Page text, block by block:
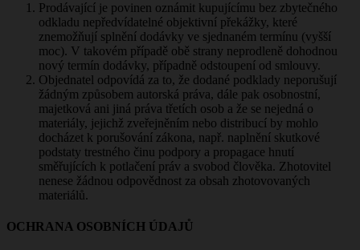
Prodávající je povinen oznámit kupujícímu bez zbytečného
odkladu nepředvídatelné objektivní překážky, které
znemožňují splnění dodávky ve sjednaném termínu (vyšší
moc). V takovém případě obě strany neprodleně dohodnou
nový termín dodávky, případně odstoupení od smlouvy.
Objednatel odpovídá za to, že dodané podklady neporušují
žádným způsobem autorská práva, dále pak osobnostní,
majetková ani jiná práva třetích osob a že se nejedná o
materiály, jejichž zveřejněním nebo distribucí by mohlo
docházet k porušování zákona, např. naplnění skutkové
podstaty trestného činu podpory a propagace hnutí
směřujících k potlačení práv a svobod člověka. Zhotovitel
nenese žádnou odpovědnost za obsah zhotovovaných
materiálů.
OCHRANA OSOBNÍCH ÚDAJŮ